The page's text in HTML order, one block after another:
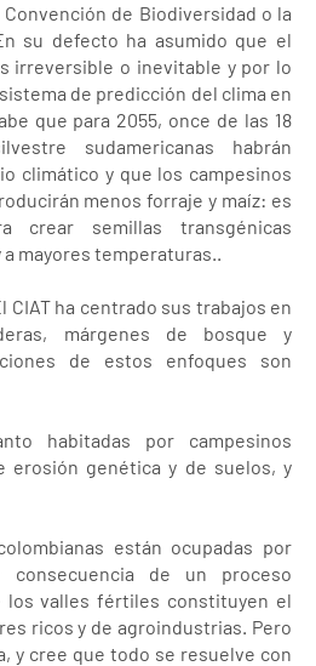
Convención de Biodiversidad o la
su defecto ha asumido que el
irreversible o inevitable y por lo
de predicción del clima en
que para 2055, once de las 18
sudamericanas habrán
climático y que los campesinos
menos forraje y maíz: es
crear semillas transgénicas
mayores temperaturas..
CIAT ha centrado sus trabajos en
márgenes de bosque y
de estos enfoques son
habitadas por campesinos
erosión genética y de suelos, y
están ocupadas por
consecuencia de un proceso
los valles fértiles constituyen el
ricos y de agroindustrias. Pero
y cree que todo se resuelve con